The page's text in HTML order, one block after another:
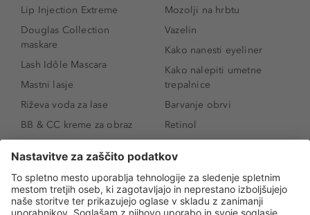
Lip Injection Extreme
Douglas Collection
maskare
Lash Idôle Mascara
Mastni lasje
Riževa voda za lase
BB & CC kreme za obraz
SPF 30
Senčila za oči
Tekoči puder
Mozolji na hrbtu
Vazelin
Kako nanesti eyeliner
Kako nalepiti umetne
trepalnice
Barvanje obrvi
Retinol
Niacinamid
Rozacea